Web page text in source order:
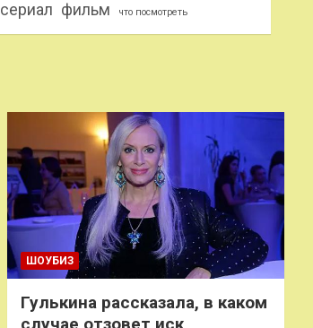
сериал фильм что посмотреть
ШОУБИЗ
Гулькина рассказала, в каком
случае отзовет иск